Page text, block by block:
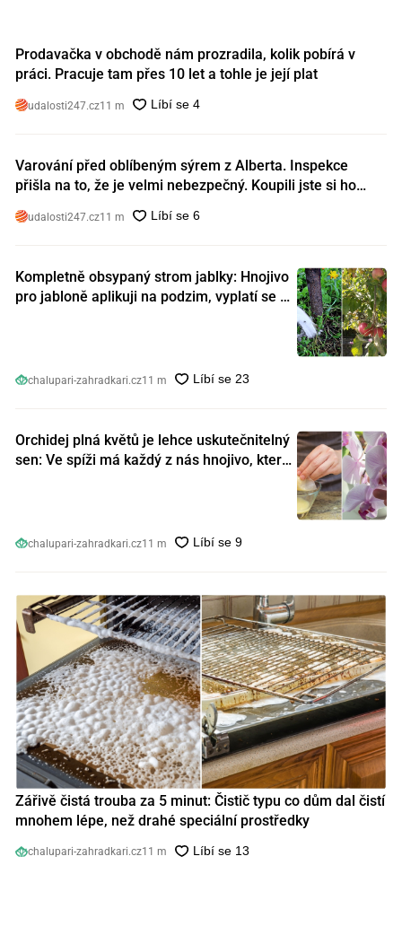
Prodavačka v obchodě nám prozradila, kolik pobírá v
práci. Pracuje tam přes 10 let a tohle je její plat
udalosti247.cz11 m
Varování před oblíbeným sýrem z Alberta. Inspekce
přišla na to, že je velmi nebezpečný. Koupili jste si ho
udalosti247.cz11 m
Kompletně obsypaný strom jablky: Hnojivo
pro jabloně aplikuji na podzim, vyplatí se s
chalupari-zahradkari.cz11 m
Orchidej plná květů je lehce uskutečnitelný
sen: Ve spíži má každý z nás hnojivo, které
chalupari-zahradkari.cz11 m
Zářivě čistá trouba za 5 minut: Čistič typu co dům dal čistí
mnohem lépe, než drahé speciální prostředky
chalupari-zahradkari.cz11 m